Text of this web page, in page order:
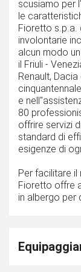
scusiamo per
le
Fioretto s.p.a.
involontarie
alcun modo
il Friuli -
Renault,
e
80
offrire servizi
standard di
esigenze di
Per facilitare
Fioretto offre
in albergo per